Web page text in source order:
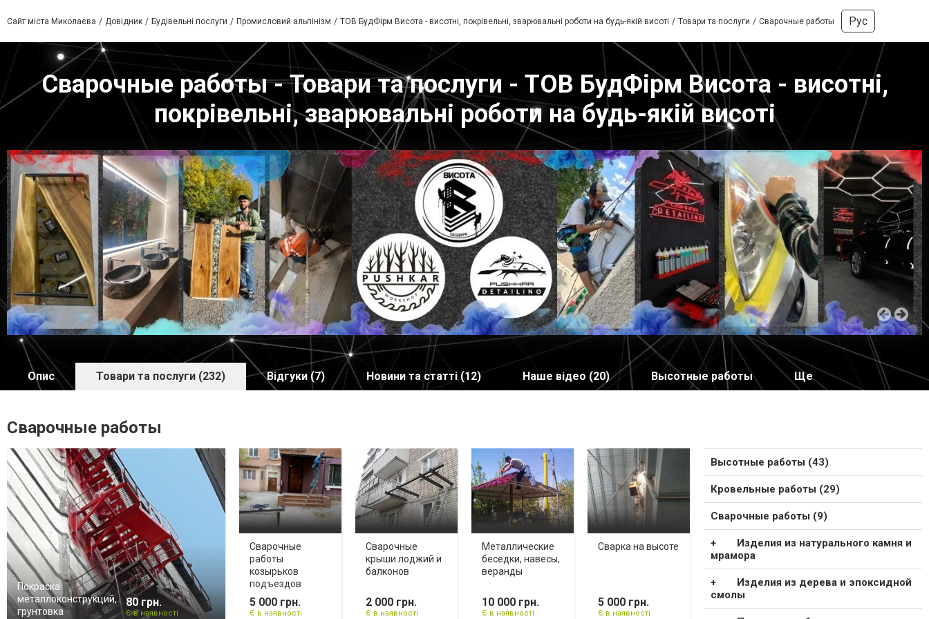
Сайт міста Миколаєва Довідник Будівельні послуги Промисловий альпінізм ТОВ БудФірм Висота - висотні, покрівельні, зварювальні роботи на будь-якій висоті Товари та послуги Сварочные работы Рус
Сварочные работы - Товари та послуги - ТОВ БудФірм Висота - висотні,
покрівельні, зварювальні роботи на будь-якій висоті
Опис Товари та послуги (232) Відгуки (7) Новини та статті (12) Наше відео (20) Высотные работы Ще
Сварочные работы
Покраска
металлоконструкций,
грунтовка
80 грн.
Є в наявності
Сварочные
работы
козырьков
подъездов
5 000 грн.
Є в наявності
Сварочные
крыши лоджий и
балконов
2 000 грн.
Є в наявності
Металлические
беседки, навесы,
веранды
10 000 грн.
Є в наявності
Сварка на высоте
5 000 грн.
Є в наявності
Высотные работы (43)
Кровельные работы (29)
Сварочные работы (9)
Изделия из натурального камня и
мрамора
Изделия из дерева и эпоксидной
смолы